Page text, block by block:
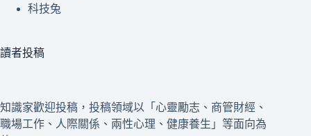
科技兔
讀者投稿
知識家歡迎投稿，投稿領域以「心靈勵志、商管財經、
職場工作、人際關係、兩性心理、健康養生」等面向為